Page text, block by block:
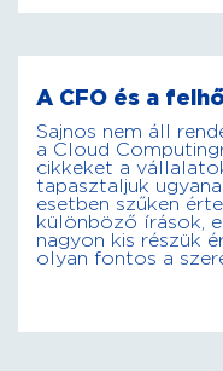
A CFO és a felhő
Sajnos nem áll
a Cloud
cikkeket a
tapasztaljuk
esetben szűken
különböző írások,
nagyon kis részük
olyan fontos a